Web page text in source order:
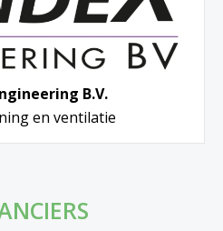
B.V.
en ventilatie